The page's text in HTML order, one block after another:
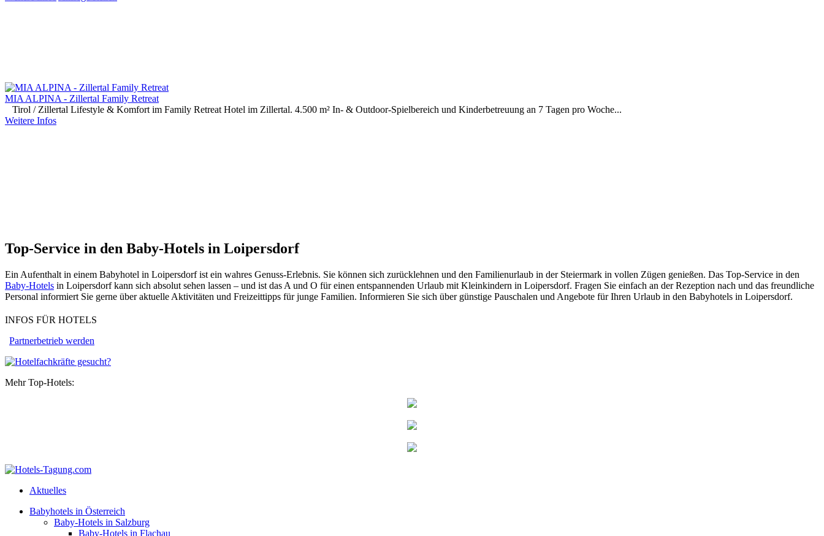
MIA ALPINA - Zillertal Family Retreat
Tirol / Zillertal Lifestyle & Komfort im Family Retreat Hotel im Zillertal. 4.500 m² In- & Outdoor-Spielbereich und Kinderbetreuung an 7 Tagen pro Woche...
Weitere Infos
Top-Service in den Baby-Hotels in Loipersdorf
Ein Aufenthalt in einem Babyhotel in Loipersdorf ist ein wahres Genuss-Erlebnis. Sie können sich zurücklehnen und den Familienurlaub in der Steiermark in vollen Zügen genießen. Das Top-Service in den
Baby-Hotels in Loipersdorf kann sich absolut sehen lassen – und ist das A und O für einen entspannenden Urlaub mit Kleinkindern in Loipersdorf. Fragen Sie einfach an der Rezeption nach und das freundliche
Personal informiert Sie gerne über aktuelle Aktivitäten und Freizeittipps für junge Familien. Informieren Sie sich über günstige Pauschalen und Angebote für Ihren Urlaub in den Babyhotels in Loipersdorf.
INFOS FÜR HOTELS
Partnerbetrieb werden
Mehr Top-Hotels:
Aktuelles
Babyhotels in Österreich
Baby-Hotels in Salzburg
Baby-Hotels in Flachau